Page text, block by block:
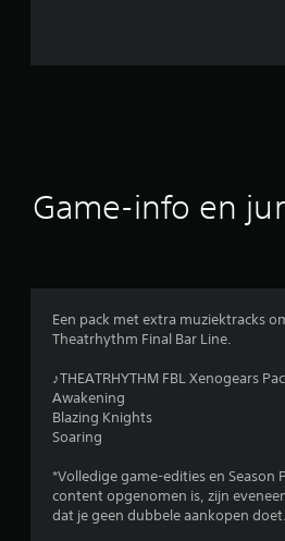
Game-info en
Een pack met extra muziektracks
Theatrhythm Final Bar Line.
♪THEATRHYTHM FBL Xenogears
Awakening
Blazing Knights
Soaring
*Volledige game-edities en Season
content opgenomen is, zijn
dat je geen dubbele aankopen doet.